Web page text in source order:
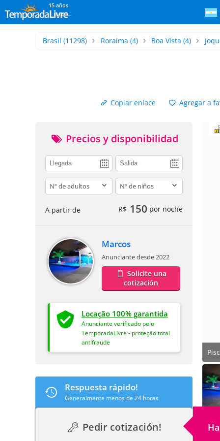
15 años
Brasil (11298) Roraima (4) Boa Vista (4)
Copiar enlace
Agregar a
Precios y disponibilidad
adults children
A partir de R$ 150 por noche
Marcos
Anunciante desde 2022
Solicite una
cotización
Locação 100% garantida
Anunciante verificado pelo
TemporadaLivre - proteção total
antifraude
Respuesta rápido!
Generalmente menos de 24 horas
Pedir cotización!